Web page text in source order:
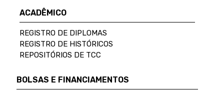
ACADÊMICO
REGISTRO DE DIPLOMAS
REGISTRO DE HISTÓRICOS
REPOSITÓRIOS DE TCC
BOLSAS E FINANCIAMENTOS